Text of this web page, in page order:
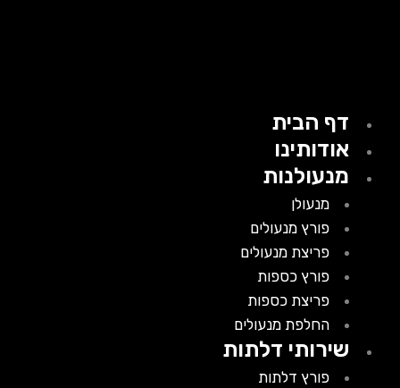
דף הבית
אודותינו
מנעולנות
מנעולן
פורץ מנעולים
פריצת מנעולים
פורץ כספות
פריצת כספות
החלפת מנעולים
שירותי דלתות
פורץ דלתות